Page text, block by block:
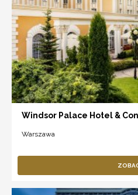
Windsor Palace Hotel &
Warszawa